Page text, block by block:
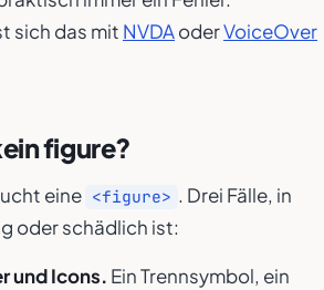
sich das mit NVDAoderVoiceOver
figure?
eine <figure> . Drei Fälle, in
oder schädlich ist:
und Icons. Ein Trennsymbol, ein